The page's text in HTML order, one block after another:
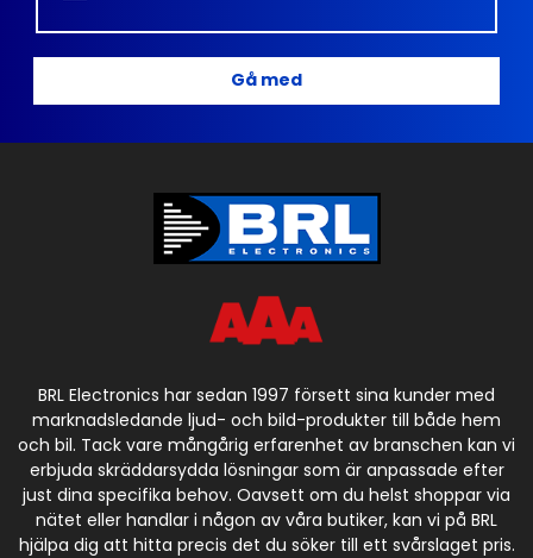
Gå med
BRL Electronics har sedan 1997 försett sina kunder med
marknadsledande ljud- och bild-produkter till både hem
och bil. Tack vare mångårig erfarenhet av branschen kan vi
erbjuda skräddarsydda lösningar som är anpassade efter
just dina specifika behov. Oavsett om du helst shoppar via
nätet eller handlar i någon av våra butiker, kan vi på BRL
hjälpa dig att hitta precis det du söker till ett svårslaget pris.